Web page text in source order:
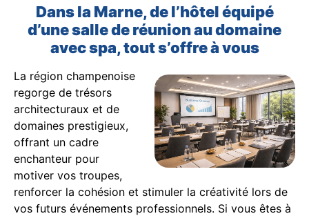
Dans la Marne, de l’hôtel équipé
d’une salle de réunion au domaine
avec spa, tout s’offre à vous
La région champenoise
regorge de trésors
architecturaux et de
domaines prestigieux,
offrant un cadre
enchanteur pour
motiver vos troupes,
renforcer la cohésion et stimuler la créativité lors de
vos futurs événements professionnels. Si vous êtes à